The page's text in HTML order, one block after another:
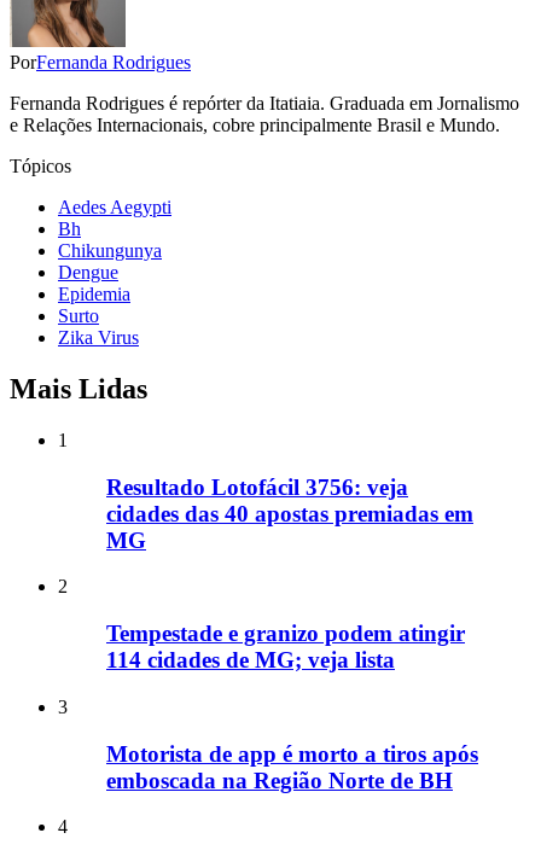
PorFernanda Rodrigues
Fernanda Rodrigues é repórter da Itatiaia. Graduada em Jornalismo
e Relações Internacionais, cobre principalmente Brasil e Mundo.
Tópicos
Aedes Aegypti
Bh
Chikungunya
Dengue
Epidemia
Surto
Zika Virus
Mais Lidas
1
Resultado Lotofácil 3756: veja
cidades das 40 apostas premiadas em
MG
2
Tempestade e granizo podem atingir
114 cidades de MG; veja lista
3
Motorista de app é morto a tiros após
emboscada na Região Norte de BH
4